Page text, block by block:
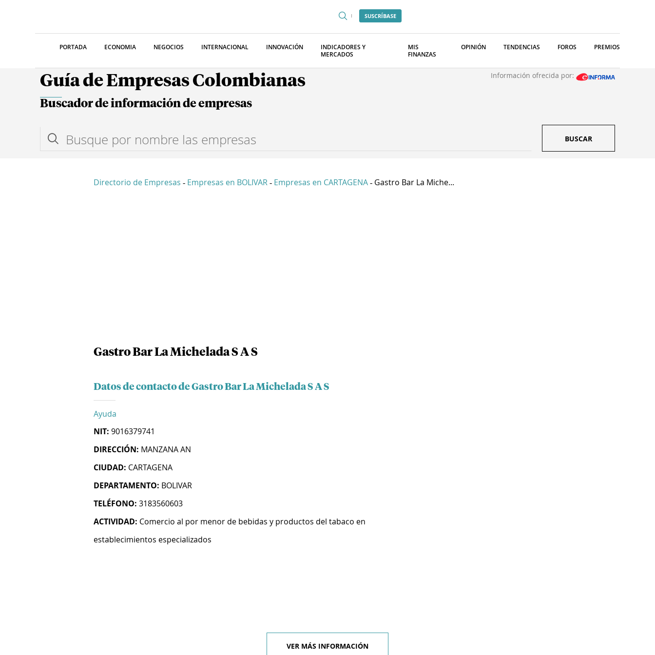
SUSCRÍBASE
PORTADA ECONOMIA NEGOCIOS INTERNACIONAL INNOVACIÓN
INDICADORES Y
MERCADOS
MIS
FINANZAS
OPINIÓN TENDENCIAS FOROS PREMIOS
Guía de Empresas Colombianas Información ofrecida por:
Buscador de información de empresas
BUSCAR
Directorio de Empresas - Empresas en BOLIVAR - Empresas en CARTAGENA - Gastro Bar La Miche...
Gastro Bar La Michelada S A S
Datos de contacto de Gastro Bar La Michelada S A S
Ayuda
NIT: 9016379741
DIRECCIÓN: MANZANA AN
CIUDAD: CARTAGENA
DEPARTAMENTO: BOLIVAR
TELÉFONO: 3183560603
ACTIVIDAD: Comercio al por menor de bebidas y productos del tabaco en
establecimientos especializados
VER MÁS INFORMACIÓN